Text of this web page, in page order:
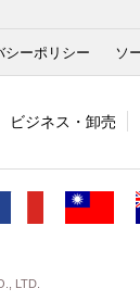
シーポリシー ソ
ビジネス・卸売
LTD.